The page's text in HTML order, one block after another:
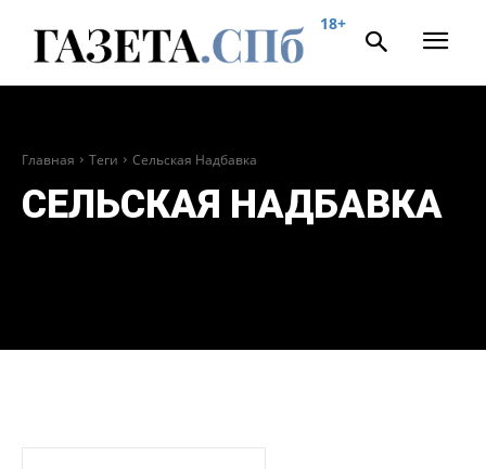
18+
Главная Теги Сельская Надбавка
СЕЛЬСКАЯ НАДБАВКА